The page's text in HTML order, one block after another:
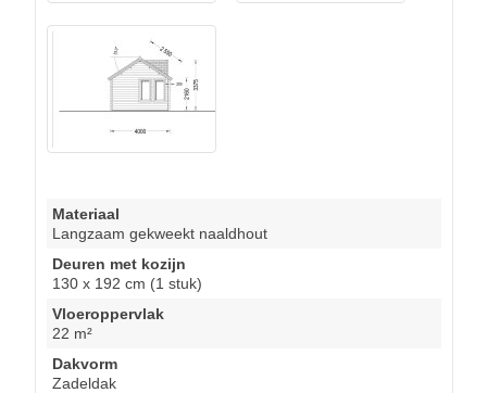
Materiaal
Langzaam gekweekt naaldhout
Deuren met kozijn
130 x 192 cm (1 stuk)
Vloeroppervlak
22 m²
Dakvorm
Zadeldak